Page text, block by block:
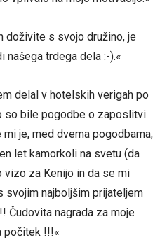
doživite s svojo družino, je
našega trdega dela :-).«
delal v hotelskih verigah po
so bile pogodbe o zaposlitvi
je, med dvema pogodbama,
let kamorkoli na svetu (da
vizo za Kenijo in da se mi
svojim najboljšim prijateljem
Čudovita nagrada za moje
počitek !!!«